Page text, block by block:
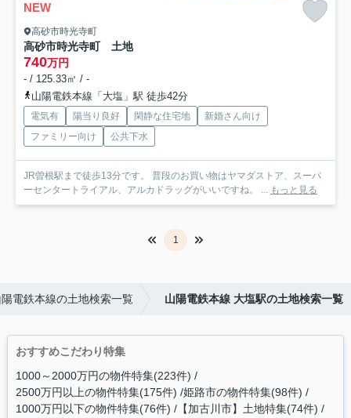
NEW
高砂市時光寺町
高砂市時光寺町 土地
740万円
- / 125.33㎡ / -
山陽電鉄本線「大塩」駅 徒歩42分
電気有 陽当り良好 閑静な住宅地
新婚さん向け
ファミリー向け
公共下水
JR曽根駅まで徒歩13分です。 普段のお買い物はヤマダストア、スーパ
ーセンタートライアル、アルカドラッグがいいですね。 ... もっと見る
1
電鉄本線の土地検索一覧 山陽電鉄本線 大塩駅の土地検索一覧
おすすめこだわり特集
1000～2000万円の物件特集(223件)
2500万円以上の物件特集(175件) 姫路市の物件特集(98件)
1000万円以下の物件特集(76件) 【加古川市】土地特集(74件)